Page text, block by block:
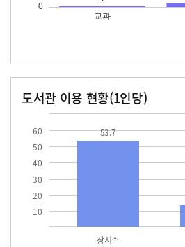
도서관 이용 현황(1인당)
10
20
30
40
50
60
장서수
53.7